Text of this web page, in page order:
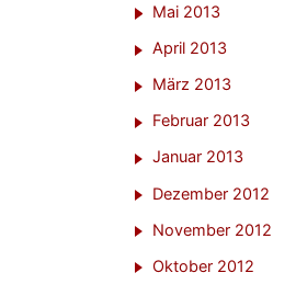
Mai 2013
April 2013
März 2013
Februar 2013
Januar 2013
Dezember 2012
November 2012
Oktober 2012